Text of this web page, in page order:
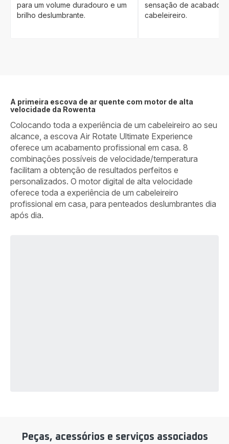
para um volume duradouro e um
brilho deslumbrante.
sensação de acabado
cabeleireiro.
A primeira escova de ar quente com motor de alta
velocidade da Rowenta
Colocando toda a experiência de um cabeleireiro ao seu
alcance, a escova Air Rotate Ultimate Experience
oferece um acabamento profissional em casa. 8
combinações possíveis de velocidade/temperatura
facilitam a obtenção de resultados perfeitos e
personalizados. O motor digital de alta velocidade
oferece toda a experiência de um cabeleireiro
profissional em casa, para penteados deslumbrantes dia
após dia.
Peças, acessórios e serviços associados